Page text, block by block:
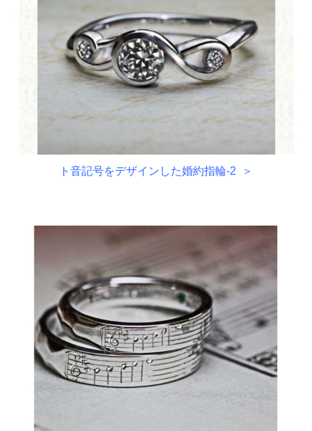
ト音記号をデザインした婚約指輪-2 ＞